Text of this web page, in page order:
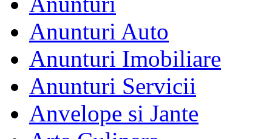
Anunturi Auto
Anunturi Imobiliare
Anunturi Servicii
Anvelope si Jante